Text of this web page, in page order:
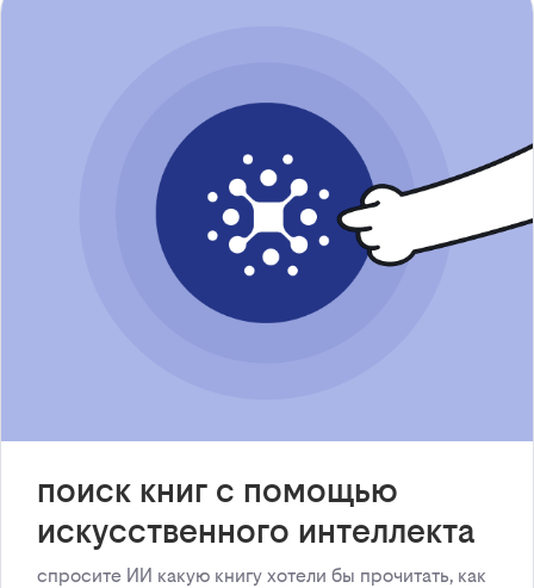
поиск книг с помощью
искусственного интеллекта
спросите ИИ какую книгу хотели бы прочитать, как